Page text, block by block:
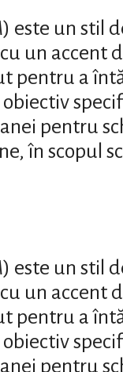
este un stil
un accent
pentru a
pentru
în scopul
este un stil
un accent
pentru a
pentru